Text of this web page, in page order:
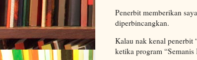
Penerbit memberikan
diperbincangkan.
Kalau nak kenal penerbit
ketika program